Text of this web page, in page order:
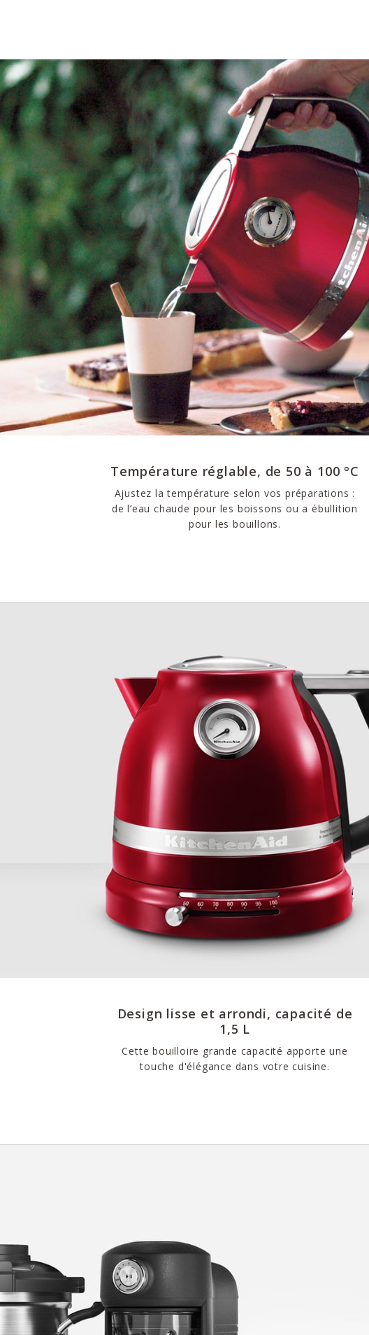
Température réglable, de 50 à 100 °C
Ajustez la température selon vos préparations :
de l’eau chaude pour les boissons ou a ébullition
pour les bouillons.
Design lisse et arrondi, capacité de
1,5 L
Cette bouilloire grande capacité apporte une
touche d'élégance dans votre cuisine.